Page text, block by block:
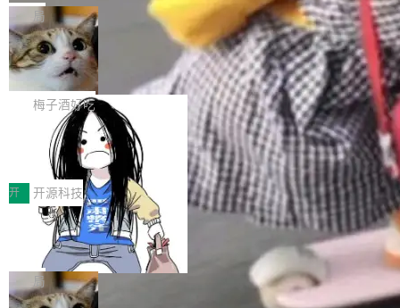
可控性和代码质量提出了更高要求。 首先是数据
安全与合规要求。对于大多数普通研发场景，公
有云模型能够满足快速试用和效率提升的需求。
但对于金融、能源、医疗等对数据安全要求较...
各业的Agent走向规模化建设，算力构成形态逐
渐丰富，用户关注的重点也在发生变化：不只是
让AI用起来，还要进一步看清混合算力时代下，
Token花在哪里、算力是否被充分利用，以及持
续增长的AI成本该如何优化。 深信服AI算力网关
正是围绕这些实际问题，从Token治理和成本治
理两个方面，让用户的每一份算力都看得清、管
得住、用得稳、省得下、更安全！ 一、从现在开
始，Token使用一目...
Bigtable 作者之一。TensorFlow 的作者之一。
Gemini 的架构师。Google 首席科学家。 Jeff D
ean 在 Google 工作了 27 年后，宣布离职。 他
不是一个人走。一同离开的还有 Sanjay Ghema
wat（Google 员工编号 23，Jeff Dean 二十多
年的编程搭档，MapReduce 和 Bigtable 的共同
作者）、Quoc Le（Google 大脑核心成员，Se
q2Seq 和 DocAI 的共同发明人）以及 Oriol Vin
yals（Gemini 联合负责人，AlphaSta...
局
🔥 SolonCode v2026.8.4 发布：界面
字体可调、22 种语言、记忆搜索增强
打开终端就能上岗的全中文编码智能体，这一轮
把「看得清、用母语、记得住」三件事一次补
齐。 SolonCode 是什么 SolonCode 是杭州无
耳科技研发的企业级终端编码智能体——一位全
中文驱动的数字员工，自主理解需求、规划步
骤、编写代码。不挑模型、不挑平台，curl 一行
装完即用。 开源地址：Gitee · GitCode · GitHu
b 安装 支持 Java 8+（8~26）、macOS / Linu
x / Windows / Harmony PC。 # macOS / Linu
x / Harmony PC curl -fsSL https://solon.noea
r.org/solon...
梅子酒好吃
让“代码语义理解”深度释放AI Coding
价值潜能：华为云码道（CodeArts）
代码仓技术解析
一、代码仓深度理解技术的作用与价值 在软件工
程实践中，代码仓是企业核心知识资产的主要载
体。企业级代码仓库通常包含数十万乃至数百万
个文件，其规模远超单次模型调用可承载的上下
文窗口。随着项目规模的持续扩张与代码历史的
不断累积，代码仓中的模块关系、接口契约、业
务逻辑等关键信息往往分散于数十乃至数百个文
开 开源科技
一条“删库”命令跑 17 小时，算法工程
师删光 89TB 数据只为干私活
最高人民检察院8月4日公布了一起案件：北京一
名90后算法工程师王某，为了给自己接的私活腾
服务器空间，删光了公司AI游戏部门的全部核心
局